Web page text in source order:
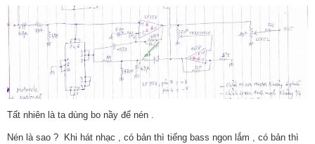
Tất nhiên là ta dùng bo nầy để nén .
Nén là sao ? Khi hát nhạc , có bản thì tiếng bass ngon lắm , có bản thì